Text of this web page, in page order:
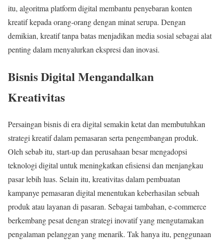
itu, algoritma platform digital membantu penyebaran konten
kreatif kepada orang-orang dengan minat serupa. Dengan
demikian, kreatif tanpa batas menjadikan media sosial sebagai alat
penting dalam menyalurkan ekspresi dan inovasi.
Bisnis Digital Mengandalkan
Kreativitas
Persaingan bisnis di era digital semakin ketat dan membutuhkan
strategi kreatif dalam pemasaran serta pengembangan produk.
Oleh sebab itu, start-up dan perusahaan besar mengadopsi
teknologi digital untuk meningkatkan efisiensi dan menjangkau
pasar lebih luas. Selain itu, kreativitas dalam pembuatan
kampanye pemasaran digital menentukan keberhasilan sebuah
produk atau layanan di pasaran. Sebagai tambahan, e-commerce
berkembang pesat dengan strategi inovatif yang mengutamakan
pengalaman pelanggan yang menarik. Tak hanya itu, penggunaan